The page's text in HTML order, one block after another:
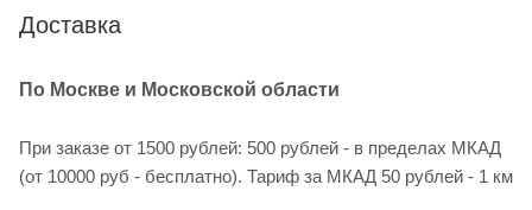
Доставка
По Москве и Московской области
При заказе от 1500 рублей: 500 рублей - в пределах МКАД
(от 10000 руб - бесплатно). Тариф за МКАД 50 рублей - 1 км